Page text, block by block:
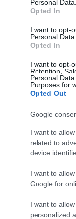
Personal Data.
Opted In
I want to opt-
Personal Data
Opted In
I want to opt-
Retention,
Personal
Purposes for
Opted Out
Google
I want to
related to
device
I want to
Google for
I want to
personalized
De delantero a
Oihan Sancet
El canterano
centrocampista/
jugando en una
curso 21/22, en el
Portu (Getafe)
lugar en el que
Mayoral, Mata,
carrilero.
Jagoba Arrasate